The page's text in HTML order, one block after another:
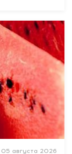
05 августа 2026